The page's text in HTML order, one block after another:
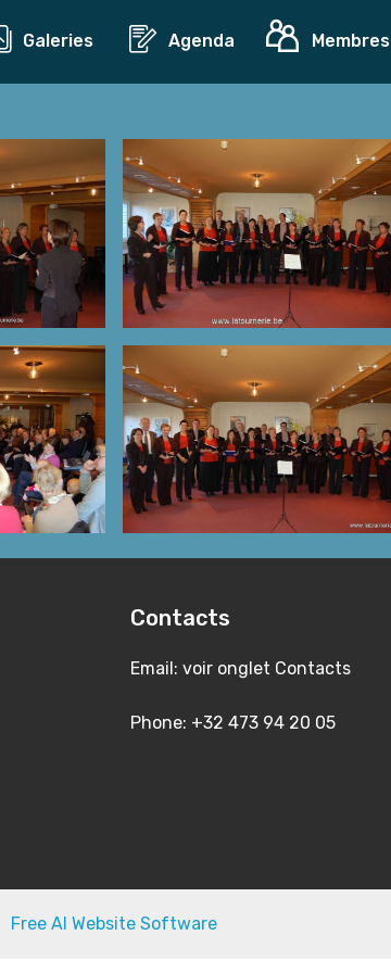
Galeries Agenda Membres
Contacts
Email: voir onglet Contacts
Phone: +32 473 94 20 05
Free AI Website Software